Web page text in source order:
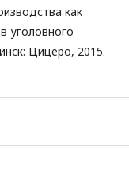
как
уголовного
Цицеро, 2015.